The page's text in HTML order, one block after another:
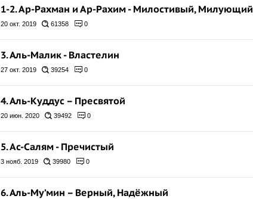
1-2. Ар-Рахман и Ар-Рахим - Милостивый, Милующий
20 окт. 2019 61358 0
3. Аль-Малик - Властелин
27 окт. 2019 39254 0
4. Аль-Куддус – Пресвятой
20 июн. 2020 39492 0
5. Ас-Салям - Пречистый
3 нояб. 2019 39980 0
6. Аль-Му’мин – Верный, Надёжный